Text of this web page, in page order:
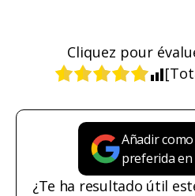
Cliquez pour
Añadir
preferida en
¿Te ha resultado útil